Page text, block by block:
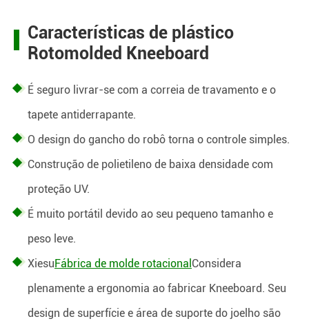
Características de plástico
Rotomolded Kneeboard
É seguro livrar-se com a correia de travamento e o
tapete antiderrapante.
O design do gancho do robô torna o controle simples.
Construção de polietileno de baixa densidade com
proteção UV.
É muito portátil devido ao seu pequeno tamanho e
peso leve.
XiesuFábrica de molde rotacional Considera
plenamente a ergonomia ao fabricar Kneeboard. Seu
design de superfície e área de suporte do joelho são